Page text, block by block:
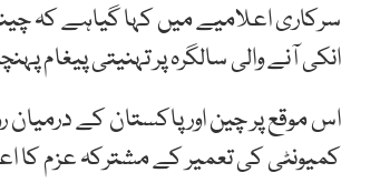
سرکاری اعلامیے میں کہا گیاہے کہ
انکی آنے والی سالگرہ پر تہنیتی پیغام
اس موقع پر چین اور پاکستان کے درمیان
کمیونٹی کی تعمیر کے مشترکہ عزم کا